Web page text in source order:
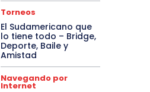
Torneos
El Sudamericano que
lo tiene todo – Bridge,
Deporte, Baile y
Amistad
Navegando por
Internet